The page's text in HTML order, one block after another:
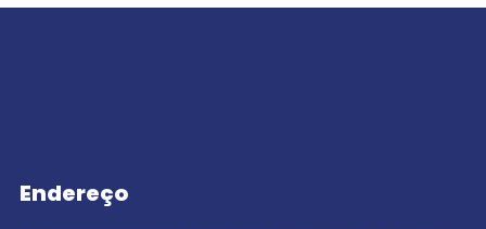
Endereço